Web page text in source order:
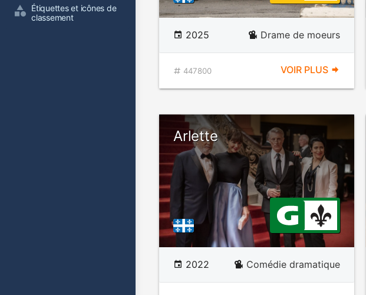
Étiquettes et icônes de
classement
2025 Drame de moeurs
447800 VOIR PLUS
Arlette
2022 Comédie dramatique